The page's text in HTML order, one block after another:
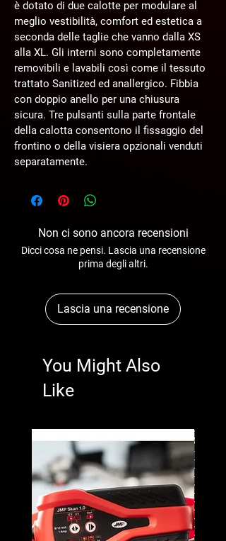
è dotato di due calotte per modulare al
meglio vestibilità, comfort ed estetica a
seconda delle taglie che vanno dalla XS
alla XL. Gli interni sono completamente
removibili e lavabili così come il tessuto
trattato Sanitized ed anallergico. Fibbia
con doppio anello per una chiusura
sicura. Tre pulsanti sulla parte frontale
della calotta consentono il fissaggio del
frontino o della visiera opzionali venduti
separatamente.
Non ci sono ancora recensioni
Dicci cosa ne pensi. Lascia una recensione
prima degli altri.
Lascia una recensione
You Might Also
Like